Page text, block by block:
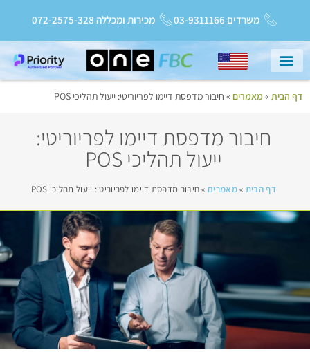
משרדים 03-9311166 מכירות ומכללה 072-2575-328
דף הבית » מאמרים » חיבור מדפסת דיימו לפריוריטי: ייעול תהליכי POS
חיבור מדפסת דיימו לפריוריטי:
ייעול תהליכי POS
דף הבית »מאמרים »חיבור מדפסת דיימו לפריוריטי: ייעול תהליכי POS